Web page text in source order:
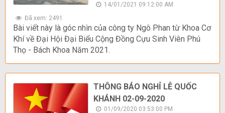
14/01/2021 09:12:00 AM
Đã xem: 2491
Bài viết này là góc nhìn của công ty Ngô Phan từ Khoa Cơ
Khí về Đại Hội Đại Biểu Cộng Đồng Cựu Sinh Viên Phú
Thọ - Bách Khoa Năm 2021.
THÔNG BÁO NGHỈ LỄ QUỐC
KHÁNH 02-09-2020
01/09/2020 03:53:00 PM